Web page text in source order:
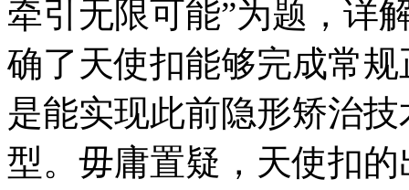
牵引无限可能”为题，详
确了天使扣能够完成常
是能实现此前隐形矫治
型。毋庸置疑，天使扣